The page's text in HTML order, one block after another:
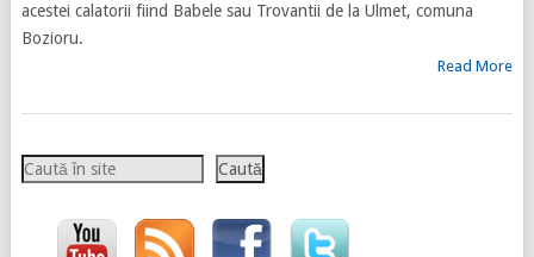
acestei calatorii fiind Babele sau Trovantii de la Ulmet, comuna
Bozioru.
Read More
Caută Caută